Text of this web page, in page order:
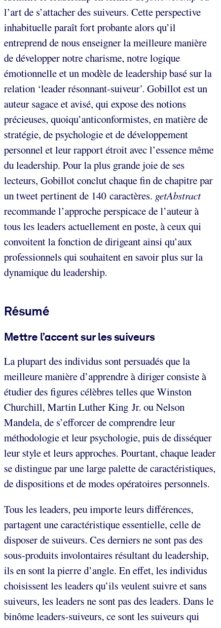
l’art de s’attacher des suiveurs. Cette perspective
inhabituelle paraît fort probante alors qu’il
entreprend de nous enseigner la meilleure manière
de développer notre charisme, notre logique
émotionnelle et un modèle de leadership basé sur la
relation ‘leader résonnant-suiveur’. Gobillot est un
auteur sagace et avisé, qui expose des notions
précieuses, quoiqu’anticonformistes, en matière de
stratégie, de psychologie et de développement
personnel et leur rapport étroit avec l’essence même
du leadership. Pour la plus grande joie de ses
lecteurs, Gobillot conclut chaque fin de chapitre par
un tweet pertinent de 140 caractères. getAbstract
recommande l’approche perspicace de l’auteur à
tous les leaders actuellement en poste, à ceux qui
convoitent la fonction de dirigeant ainsi qu’aux
professionnels qui souhaitent en savoir plus sur la
dynamique du leadership.
Résumé
Mettre l’accent sur les suiveurs
La plupart des individus sont persuadés que la
meilleure manière d’apprendre à diriger consiste à
étudier des figures célèbres telles que Winston
Churchill, Martin Luther King Jr. ou Nelson
Mandela, de s’efforcer de comprendre leur
méthodologie et leur psychologie, puis de disséquer
leur style et leurs approches. Pourtant, chaque leader
se distingue par une large palette de caractéristiques,
de dispositions et de modes opératoires personnels.
Tous les leaders, peu importe leurs différences,
partagent une caractéristique essentielle, celle de
disposer de suiveurs. Ces derniers ne sont pas des
sous-produits involontaires résultant du leadership,
ils en sont la pierre d’angle. En effet, les individus
choisissent les leaders qu’ils veulent suivre et sans
suiveurs, les leaders ne sont pas des leaders. Dans le
binôme leaders-suiveurs, ce sont les suiveurs qui